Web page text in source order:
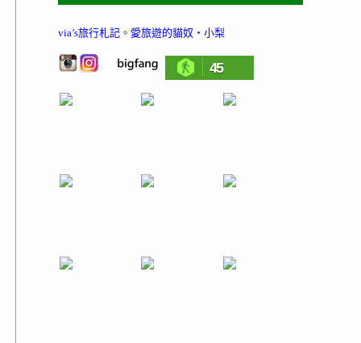
via’s旅行札記 。 愛旅遊的貓奴‧小梨
45